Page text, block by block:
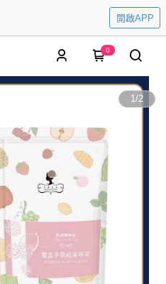
開啟APP
0
1/2